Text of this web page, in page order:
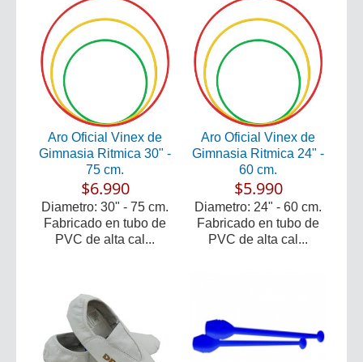
Aro Oficial Vinex de
Gimnasia Ritmica 30" -
75 cm.
$6.990
Diametro: 30" - 75 cm.
Fabricado en tubo de
PVC de alta cal...
Aro Oficial Vinex de
Gimnasia Ritmica 24" -
60 cm.
$5.990
Diametro: 24" - 60 cm.
Fabricado en tubo de
PVC de alta cal...